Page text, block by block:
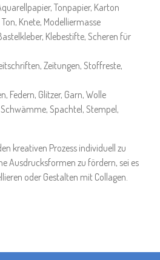
Tonpapier, Karton
Ton, Knete, Modelliermasse
Klebestifte, Scheren für
Zeitungen, Stoffreste,
Federn, Glitzer, Garn, Wolle
Schwämme, Spachtel, Stempel,
kreativen Prozess individuell zu
Ausdrucksformen zu fördern, sei es
oder Gestalten mit Collagen.